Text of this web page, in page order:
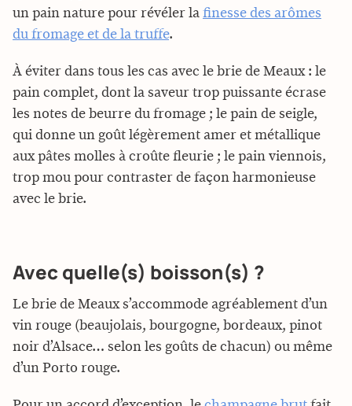
un pain nature pour révéler la finesse des arômes
du fromage et de la truffe.
À éviter dans tous les cas avec le brie de Meaux : le
pain complet, dont la saveur trop puissante écrase
les notes de beurre du fromage ; le pain de seigle,
qui donne un goût légèrement amer et métallique
aux pâtes molles à croûte fleurie ; le pain viennois,
trop mou pour contraster de façon harmonieuse
avec le brie.
Avec quelle(s) boisson(s) ?
Le brie de Meaux s’accommode agréablement d’un
vin rouge (beaujolais, bourgogne, bordeaux, pinot
noir d’Alsace… selon les goûts de chacun) ou même
d’un Porto rouge.